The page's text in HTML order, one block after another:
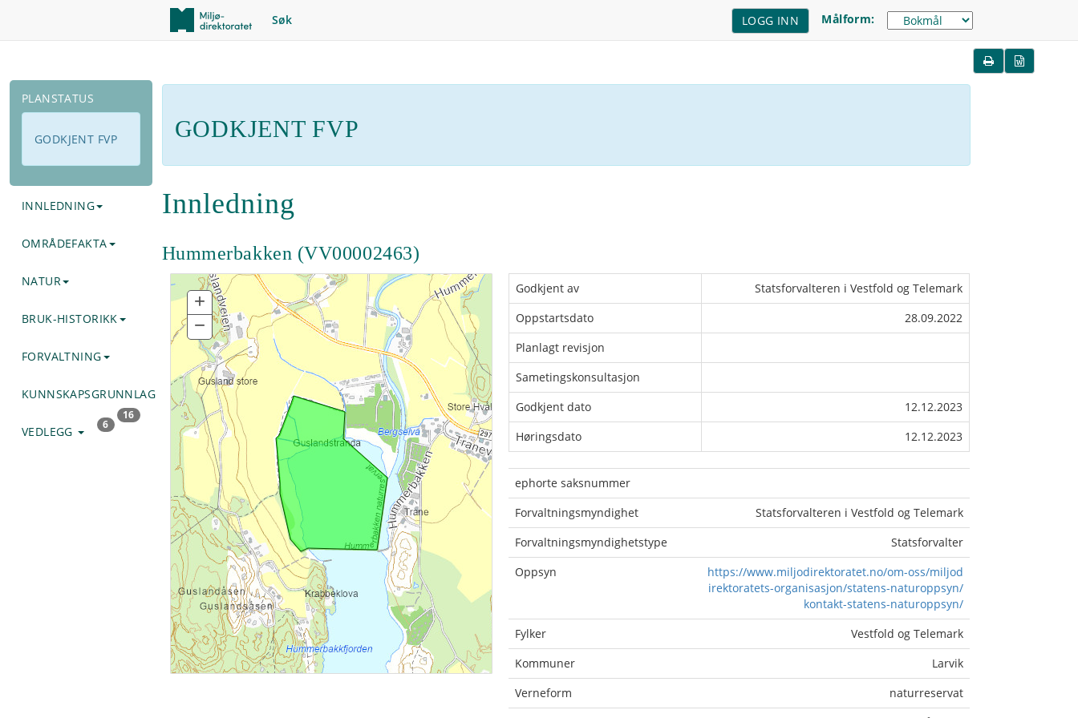
Søk LOGG INN Målform:
GODKJENT FVP
Innledning
Hummerbakken (VV00002463)
+ Zoom
In
− Zoom
Out
Godkjent av
Statsforvalteren i Vestfold og Telemark
Oppstartsdato
28.09.2022
Planlagt revisjon
Sametingskonsultasjon
Godkjent dato
12.12.2023
Høringsdato
12.12.2023
ephorte saksnummer
Forvaltningsmyndighet
Statsforvalteren i Vestfold og Telemark
Forvaltningsmyndighetstype
Statsforvalter
Oppsyn
https://www.miljodirektoratet.no/om-oss/miljod
irektoratets-organisasjon/statens-naturoppsyn/
kontakt-statens-naturoppsyn/
Fylker
Vestfold og Telemark
Kommuner
Larvik
Verneform
naturreservat
PLANSTATUS
GODKJENT FVP
INNLEDNING
OMRÅDEFAKTA
NATUR
BRUK-HISTORIKK
FORVALTNING
KUNNSKAPSGRUNNLAG
16
VEDLEGG 6